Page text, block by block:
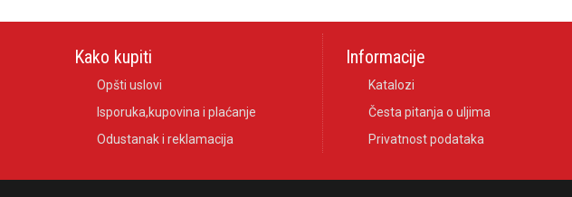
Kako kupiti
Opšti uslovi
Isporuka,kupovina i plaćanje
Odustanak i reklamacija
Informacije
Katalozi
Česta pitanja o uljima
Privatnost podataka